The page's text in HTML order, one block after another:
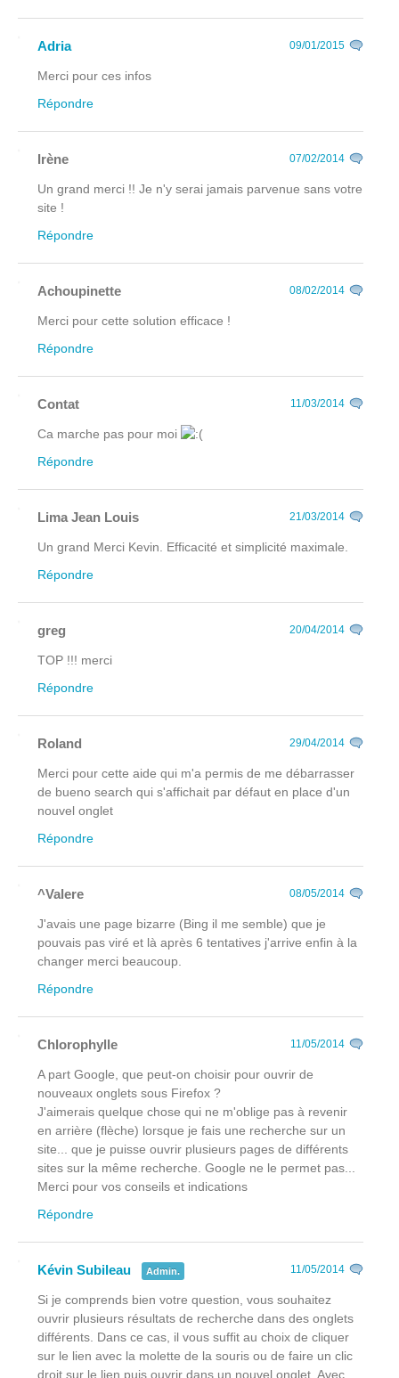
Adria 09/01/2015
Merci pour ces infos
Répondre
Irène 07/02/2014
Un grand merci !! Je n'y serai jamais parvenue sans votre
site !
Répondre
Achoupinette 08/02/2014
Merci pour cette solution efficace !
Répondre
Contat 11/03/2014
Ca marche pas pour moi
Répondre
Lima Jean Louis 21/03/2014
Un grand Merci Kevin. Efficacité et simplicité maximale.
Répondre
greg 20/04/2014
TOP !!! merci
Répondre
Roland 29/04/2014
Merci pour cette aide qui m'a permis de me débarrasser
de bueno search qui s'affichait par défaut en place d'un
nouvel onglet
Répondre
^Valere 08/05/2014
J'avais une page bizarre (Bing il me semble) que je
pouvais pas viré et là après 6 tentatives j'arrive enfin à la
changer merci beaucoup.
Répondre
Chlorophylle 11/05/2014
A part Google, que peut-on choisir pour ouvrir de
nouveaux onglets sous Firefox ?
J'aimerais quelque chose qui ne m'oblige pas à revenir
en arrière (flèche) lorsque je fais une recherche sur un
site... que je puisse ouvrir plusieurs pages de différents
sites sur la même recherche. Google ne le permet pas...
Merci pour vos conseils et indications
Répondre
Kévin Subileau Admin. 11/05/2014
Si je comprends bien votre question, vous souhaitez
ouvrir plusieurs résultats de recherche dans des onglets
différents. Dans ce cas, il vous suffit au choix de cliquer
sur le lien avec la molette de la souris ou de faire un clic
droit sur le lien puis ouvrir dans un nouvel onglet. Avec